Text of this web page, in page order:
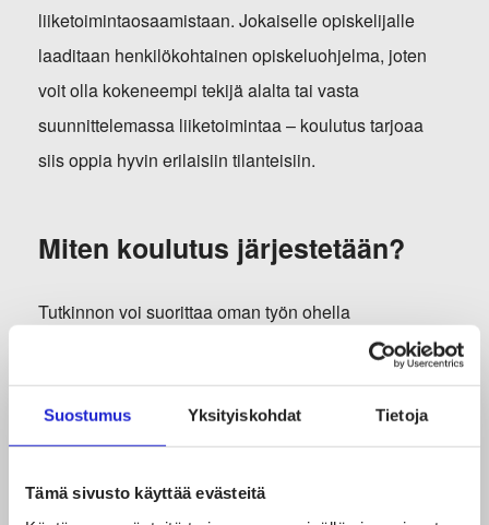
Suostumus Yksityiskohdat Tietoja
Tämä sivusto käyttää evästeitä
liiketoimintaosaamistaan. Jokaiselle opiskelijalle
laaditaan henkilökohtainen opiskeluohjelma, joten
voit olla kokeneempi tekijä alalta tai vasta
suunnittelemassa liiketoimintaa – koulutus tarjoaa
siis oppia hyvin erilaisiin tilanteisiin.
Miten koulutus järjestetään?
Tutkinnon voi suorittaa oman työn ohella
oppisopimuskoulutuksena, jolloin se on myös
ilmainen. Mikäli oppisopimusehdot eivät täyty, on
tutkinnon kustannus opiskelijalle 940 euroa.
Oppisopimuskoulutus on mahdollinen suoritusmuoto
myös yrittäjälle.